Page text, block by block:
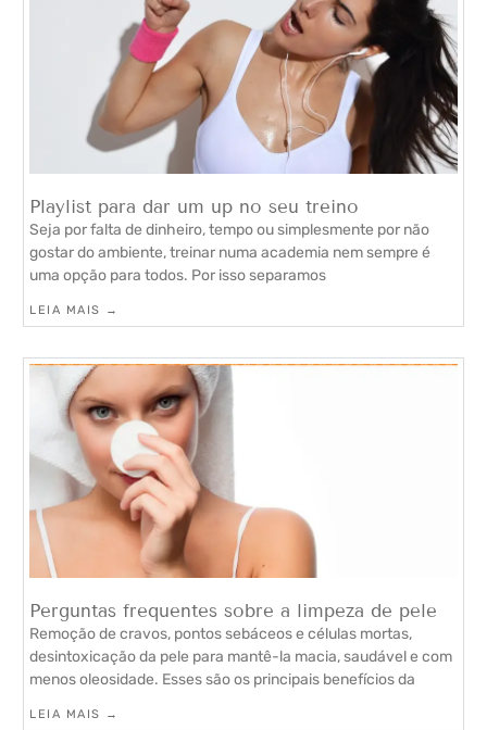
Playlist para dar um up no seu treino
Seja por falta de dinheiro, tempo ou simplesmente por não
gostar do ambiente, treinar numa academia nem sempre é
uma opção para todos. Por isso separamos
LEIA MAIS →
Perguntas frequentes sobre a limpeza de pele
Remoção de cravos, pontos sebáceos e células mortas,
desintoxicação da pele para mantê-la macia, saudável e com
menos oleosidade. Esses são os principais benefícios da
LEIA MAIS →